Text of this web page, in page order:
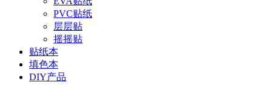
PVC贴纸
层层贴
摇摇贴
贴纸本
填色本
DIY产品